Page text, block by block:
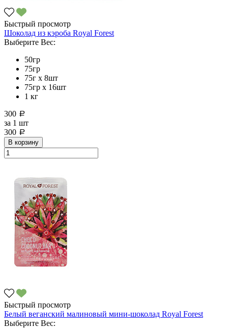
Быстрый просмотр
Шоколад из кэроба Royal Forest
Выберите Вес:
50гр
75гр
75г x 8шт
75гр х 16шт
1 кг
300 a
за 1 шт
300 a
В корзину
Быстрый просмотр
Белый веганский малиновый мини-шоколад Royal Forest
Выберите Вес: